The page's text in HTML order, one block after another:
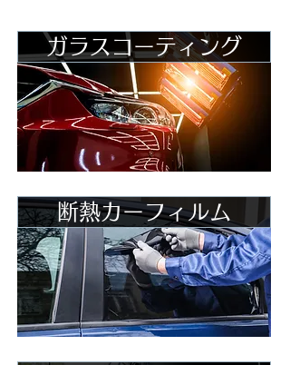
ガラスコーティング
断熱カーフィルム